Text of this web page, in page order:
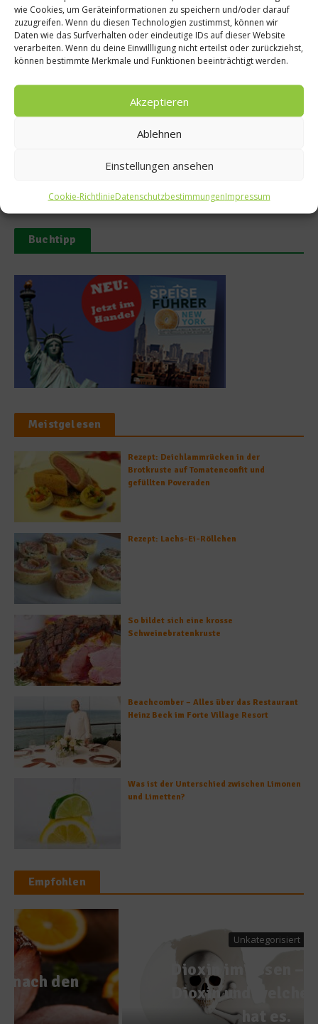
wie Cookies, um Geräteinformationen zu speichern und/oder darauf
zuzugreifen. Wenn du diesen Technologien zustimmst, können wir
Daten wie das Surfverhalten oder eindeutige IDs auf dieser Website
verarbeiten. Wenn du deine Einwillligung nicht erteilst oder zurückziehst,
können bestimmte Merkmale und Funktionen beeinträchtigt werden.
Akzeptieren
Ablehnen
Einstellungen ansehen
Cookie-RichtlinieDatenschutzbestimmungenImpressum
Ähnliche Beiträge
Spitzenkoch Jan Hartwig-
Das Rezept für Polvito
Buchtipp
Meistgelesen
Rezept: Deichlammrücken in der
Brotkruste auf Tomatenconfit und
gefüllten Poveraden
Rezept: Lachs-Ei-Röllchen
So bildet sich eine krosse
Schweinebratenkruste
Beachcomber – Alles über das Restaurant
Heinz Beck im Forte Village Resort
Was ist der Unterschied zwischen Limonen
und Limetten?
Empfohlen
Unkategorisiert
Dioxin im Essen – Was ist
Dioxin und welche Folgen